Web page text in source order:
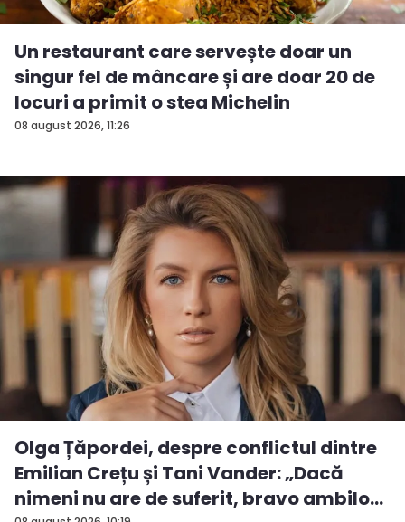
08 august 2026, 11:26
Un restaurant care servește doar un
singur fel de mâncare și are doar 20 de
locuri a primit o stea Michelin
Olga Țăpordei, despre conflictul dintre
Emilian Crețu și Tani Vander: „Dacă
nimeni nu are de suferit, bravo ambilo...